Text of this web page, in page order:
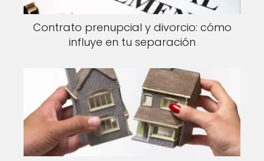
Contrato prenupcial y divorcio: cómo
influye en tu separación